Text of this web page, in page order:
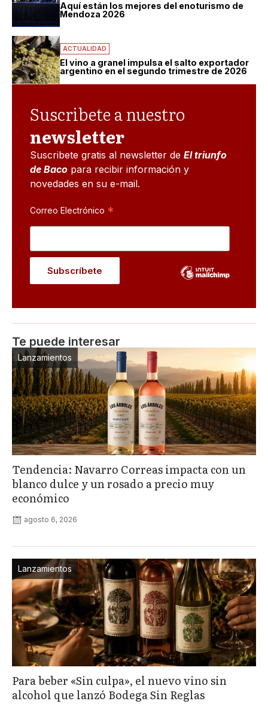
Aquí están los mejores del enoturismo de
Mendoza 2026
ACTUALIDAD
El vino a granel impulsa el salto exportador
argentino en el segundo trimestre de 2026
Suscribete a nuestro
newsletter
Suscribete gratis al newsletter de El triunfo
de Baco para recibir información y
novedades en su e-mail.
Correo Electrónico *
Te puede interesar
Lanzamientos
Tendencia: Navarro Correas impacta con un
blanco dulce y un rosado a precio muy
económico
agosto 6, 2026
Lanzamientos
Para beber «Sin culpa», el nuevo vino sin
alcohol que lanzó Bodega Sin Reglas